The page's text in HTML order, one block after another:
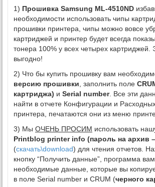
1) Прошивка Samsung ML-4510ND
необходимости использовать чипы
прошивки принтера, чипы можно вовсе
картриджей и принтер будет всегда
тонера 100% у всех четырех картриджей.
выгодно!
2) Что бы купить прошивку вам
версию прошивки, заполнить поле
картриджа) и Serial number. Все эти
найти в отчете Конфигурации и
принтера, печатаются они из меню
3) Мы ОЧЕНЬ ПРОСИМ использовать
Printblog printer info (пароль на архив
(скачать\download) для чтения отчетов.
кнопку “Получить данные”, программа
необходимые данные, которые вы
в поле Serial number и CRUM (черного